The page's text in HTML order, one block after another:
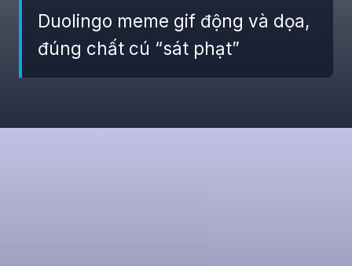
Duolingo meme gif động và dọa,
đúng chất cú “sát phạt”